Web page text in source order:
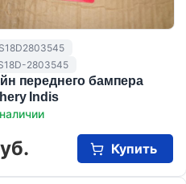
S18D2803545
2803545
переднего бампера
Indis
Купить